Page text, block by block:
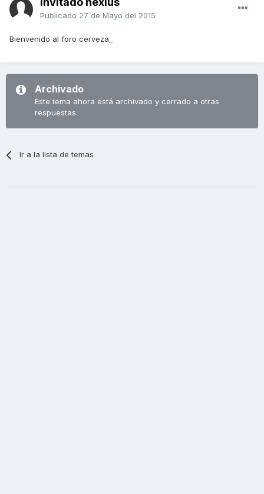
Publicado 27 de Mayo del 2015
Bienvenido al foro cerveza_
Archivado
Este tema ahora está archivado y cerrado a otras
respuestas.
Ir a la lista de temas